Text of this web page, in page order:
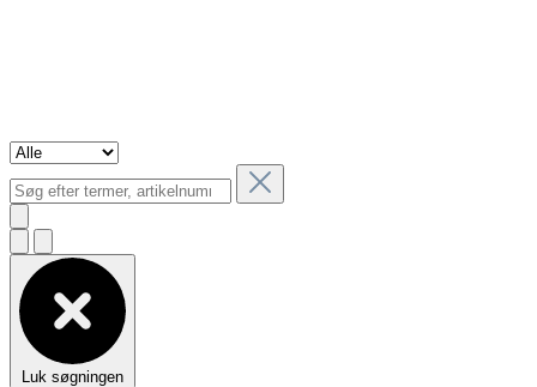
Luk søgningen